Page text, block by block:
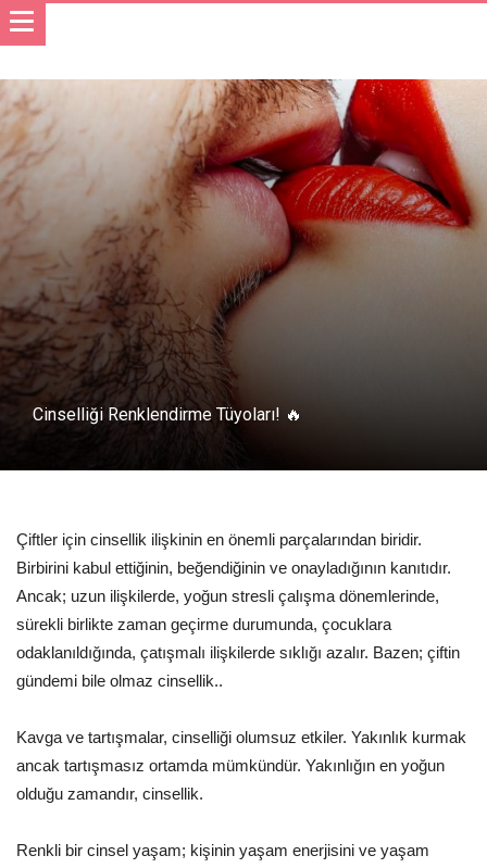
Cinselliği Renklendirme Tüyoları! 🔥
Çiftler için cinsellik ilişkinin en önemli parçalarından biridir.
Birbirini kabul ettiğinin, beğendiğinin ve onayladığının kanıtıdır.
Ancak; uzun ilişkilerde, yoğun stresli çalışma dönemlerinde,
sürekli birlikte zaman geçirme durumunda, çocuklara
odaklanıldığında, çatışmalı ilişkilerde sıklığı azalır. Bazen; çiftin
gündemi bile olmaz cinsellik..
Kavga ve tartışmalar, cinselliği olumsuz etkiler. Yakınlık kurmak
ancak tartışmasız ortamda mümkündür. Yakınlığın en yoğun
olduğu zamandır, cinsellik.
Renkli bir cinsel yaşam; kişinin yaşam enerjisini ve yaşam